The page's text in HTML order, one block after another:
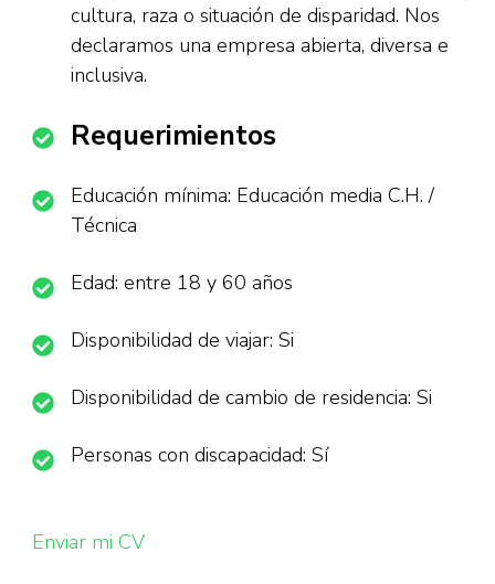
cultura, raza o situación de disparidad. Nos
declaramos una empresa abierta, diversa e
inclusiva.
Requerimientos
Educación mínima: Educación media C.H. /
Técnica
Edad: entre 18 y 60 años
Disponibilidad de viajar: Si
Disponibilidad de cambio de residencia: Si
Personas con discapacidad: Sí
Enviar mi CV